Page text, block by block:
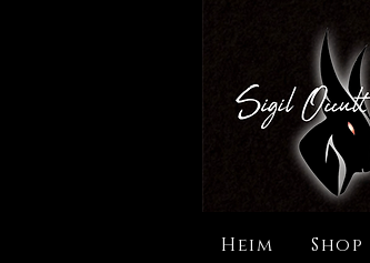
Heim Shop